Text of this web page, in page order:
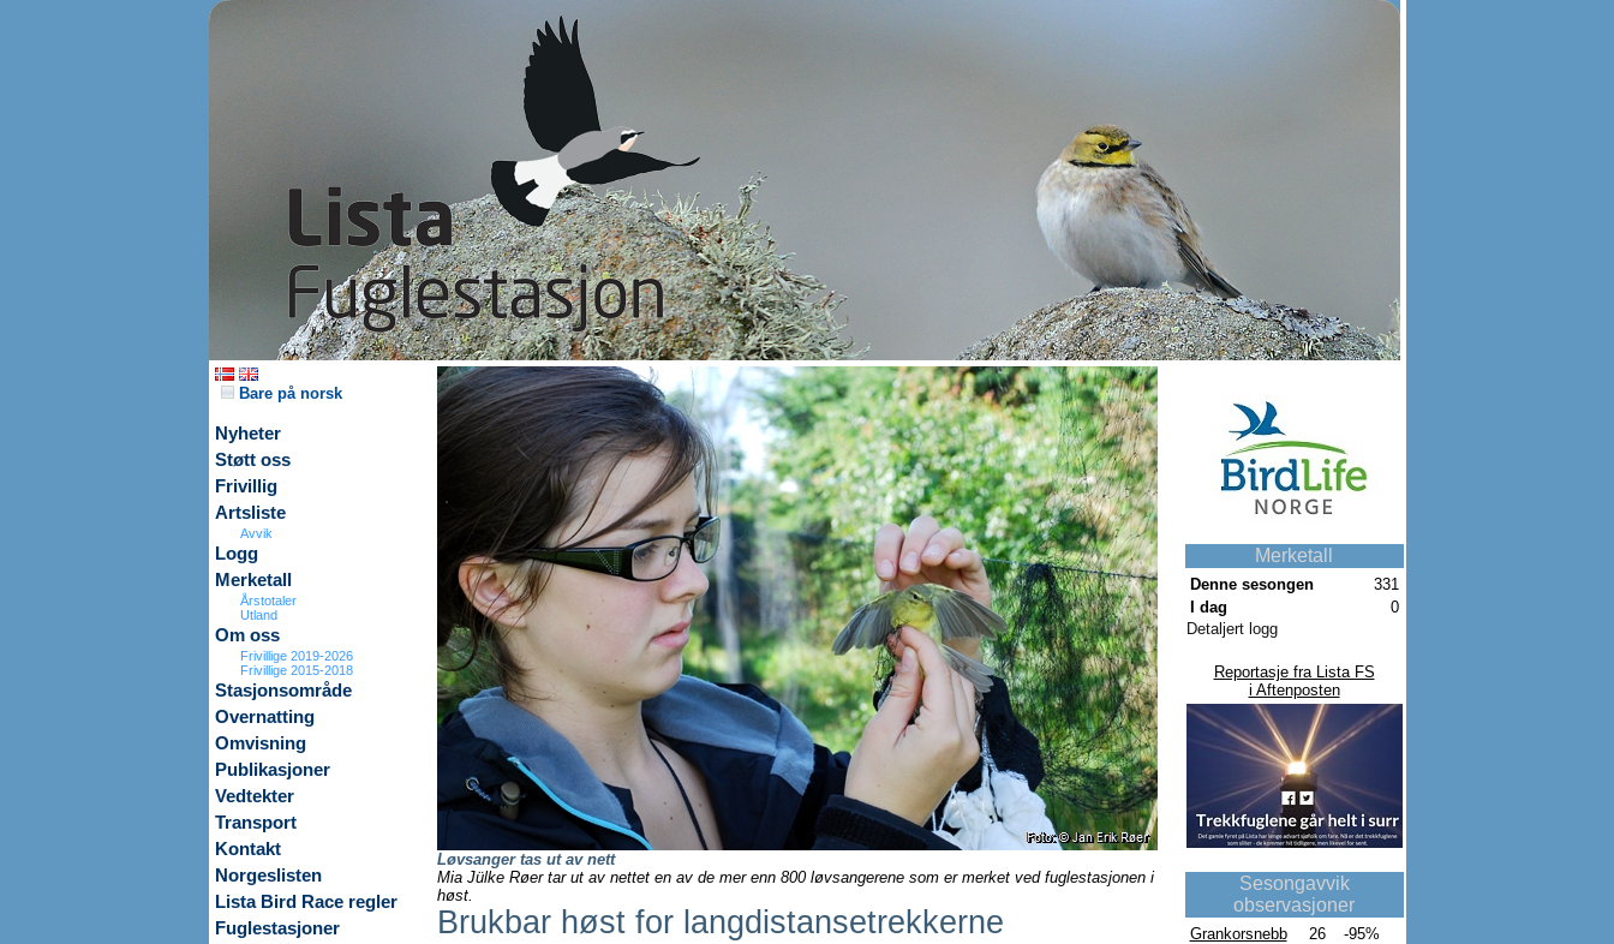
Bare på norsk
Nyheter
Støtt oss
Frivillig
Artsliste
Avvik
Logg
Merketall
Årstotaler
Utland
Om oss
Frivillige 2019-2026
Frivillige 2015-2018
Stasjonsområde
Overnatting
Omvisning
Publikasjoner
Vedtekter
Transport
Kontakt
Norgeslisten
Lista Bird Race regler
Fuglestasjoner
Løvsanger tas ut av nett
Mia Jülke Røer tar ut av nettet en av de mer enn 800 løvsangerene som er merket ved fuglestasjonen i
høst.
Brukbar høst for langdistansetrekkerne
Merketall
Denne sesongen
331
I dag
0
Detaljert logg
Reportasje fra Lista FS
i Aftenposten
Sesongavvik
observasjoner
Grankorsnebb 26
-95%